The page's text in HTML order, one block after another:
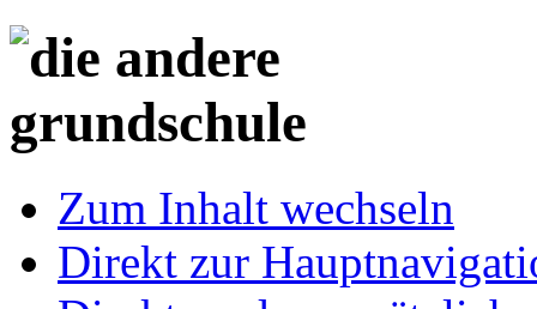
Zum Inhalt wechseln
Direkt zur